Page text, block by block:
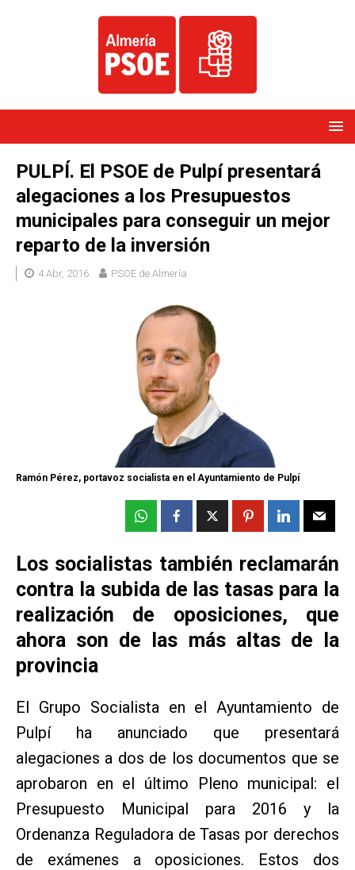
PULPÍ. El PSOE de Pulpí presentará
alegaciones a los Presupuestos
municipales para conseguir un mejor
reparto de la inversión
4 Abr, 2016 PSOE de Almería
Ramón Pérez, portavoz socialista en el Ayuntamiento de Pulpí
Los socialistas también reclamarán
contra la subida de las tasas para la
realización de oposiciones, que
ahora son de las más altas de la
provincia
El Grupo Socialista en el Ayuntamiento de
Pulpí ha anunciado que presentará
alegaciones a dos de los documentos que se
aprobaron en el último Pleno municipal: el
Presupuesto Municipal para 2016 y la
Ordenanza Reguladora de Tasas por derechos
de exámenes a oposiciones. Estos dos